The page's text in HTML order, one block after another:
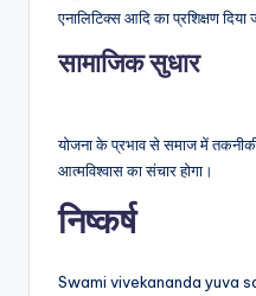
एनालिटिक्स आदि का प्रशिक्षण दिया
सामाजिक सुधार
योजना के प्रभाव से समाज में
आत्मविश्वास का संचार होगा।
निष्कर्ष
Swami vivekananda yuva